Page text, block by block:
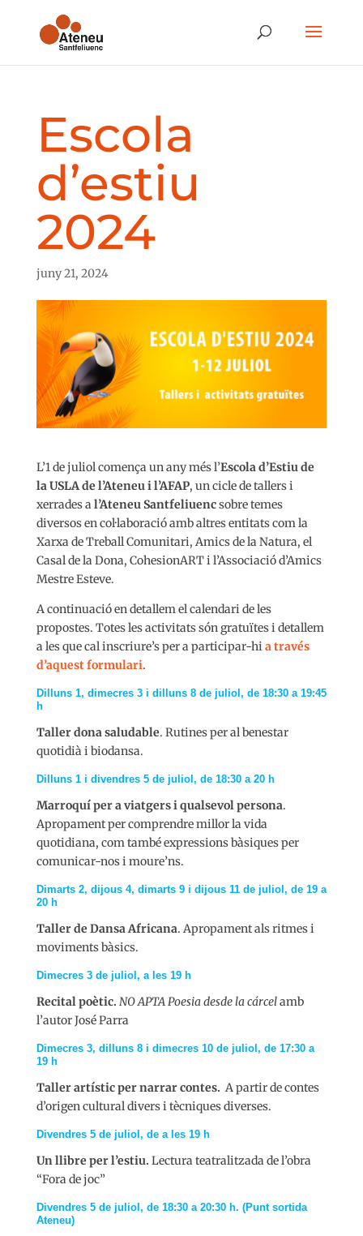
Escola
d’estiu
2024
juny 21, 2024
L’1 de juliol comença un any més l’Escola d’Estiu de
la USLA de l’Ateneu i l’AFAP, un cicle de tallers i
xerrades a l’Ateneu Santfeliuencsobre temes
diversos en col·laboració amb altres entitats com la
Xarxa de Treball Comunitari, Amics de la Natura, el
Casal de la Dona, CohesionART i l’Associació d’Amics
Mestre Esteve.
A continuació en detallem el calendari de les
propostes. Totes les activitats són gratuïtes i detallem
a les que cal inscriure’s per a participar-hi a través
d’aquest formulari.
Dilluns 1, dimecres 3 i dilluns 8 de juliol, de 18:30 a 19:45
h
Taller dona saludable. Rutines per al benestar
quotidià i biodansa.
Dilluns 1 i divendres 5 de juliol, de 18:30 a 20 h
Marroquí per a viatgers i qualsevol persona.
Apropament per comprendre millor la vida
quotidiana, com també expressions bàsiques per
comunicar-nos i moure’ns.
Dimarts 2, dijous 4, dimarts 9 i dijous 11 de juliol, de 19 a
20 h
Taller de Dansa Africana. Apropament als ritmes i
moviments bàsics.
Dimecres 3 de juliol, a les 19 h
Recital poètic. NO APTA Poesia desde la cárcelamb
l’autor José Parra
Dimecres 3, dilluns 8 i dimecres 10 de juliol, de 17:30 a
19 h
Taller artístic per narrar contes. A partir de contes
d’origen cultural divers i tècniques diverses.
Divendres 5 de juliol, de a les 19 h
Un llibre per l’estiu. Lectura teatralitzada de l’obra
“Fora de joc”
Divendres 5 de juliol, de 18:30 a 20:30 h. (Punt sortida
Ateneu)